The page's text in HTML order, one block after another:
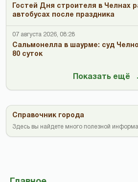
Гостей Дня строителя в Челнах
автобусах после праздника
07 августа 2026, 08:28
Сальмонелла в шаурме: суд
80 суток
Показать ещё
Справочник города
Здесь вы найдете много полезной